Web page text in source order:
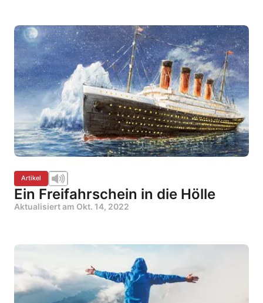
Artikel
Ein Freifahrschein in die Hölle
Aktualisiert am Okt. 14, 2022